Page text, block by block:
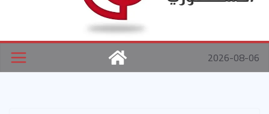
السوري
2026-08-06